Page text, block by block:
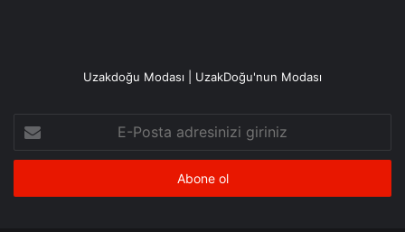
Uzakdoğu Modası | UzakDoğu'nun Modası
Posta
adresinizi